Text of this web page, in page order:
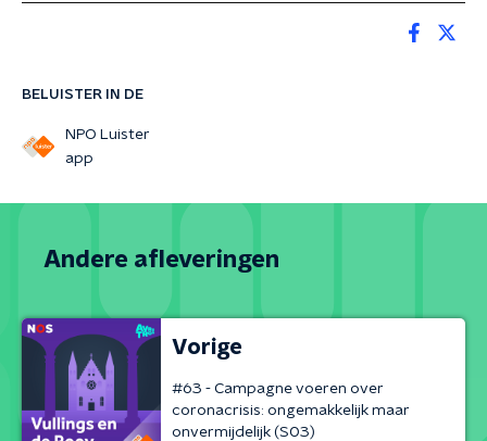
BELUISTER IN DE
NPO Luister
app
Andere afleveringen
Vorige
#63 - Campagne voeren over
coronacrisis: ongemakkelijk maar
onvermijdelijk (S03)